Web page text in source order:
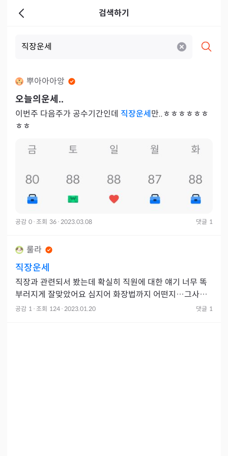
검색하기
뿌아아아앙
오늘의운세..
이번주 다음주가 공수기간인데 직장운세 만..ㅎㅎㅎㅎㅎㅎ
ㅎㅎ
공감 0 · 조회 36 · 2023.03.08 댓글 1
룰라
직장운세
직장과 관련되서 봤는데 확실히 직원에 대한 얘기 너무 똑
부러지게 잘맞았어요 심지어 화장법까지 어떤지…그사람
이 자기가 공주병인거까지 있는걸 알구 있었더라구요 ㅎ
공감 1 · 조회 124 · 2023.01.20 댓글 1